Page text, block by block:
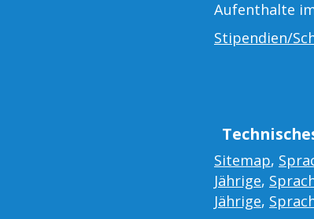
Aufenthalte
Stipendien/
Sitemap,
Jährige,
Jährige,